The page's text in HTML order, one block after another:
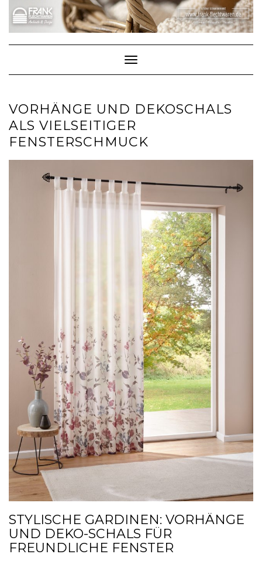
content
Toggle Navigation
VORHÄNGE UND DEKOSCHALS
ALS VIELSEITIGER
FENSTERSCHMUCK
STYLISCHE GARDINEN: VORHÄNGE
UND DEKO-SCHALS FÜR
FREUNDLICHE FENSTER